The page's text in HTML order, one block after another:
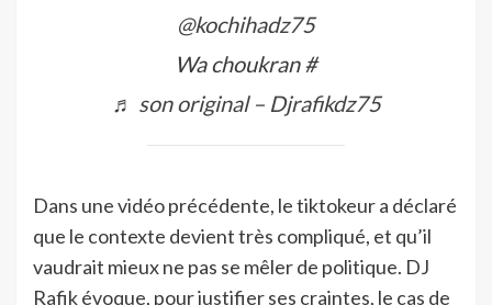
@kochihadz75
Wa choukran #
♬ son original – Djrafikdz75
Dans une vidéo précédente, le tiktokeur a déclaré
que le contexte devient très compliqué, et qu’il
vaudrait mieux ne pas se mêler de politique. DJ
Rafik évoque, pour justifier ses craintes, le cas de